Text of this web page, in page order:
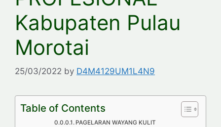
Kabupaten Pulau
Morotai
25/03/2022 by D4M4129UM1L4N9
Table of Contents
PAGELARAN WAYANG KULIT